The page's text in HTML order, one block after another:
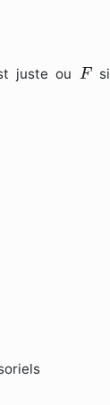
juste ou F
Fsi